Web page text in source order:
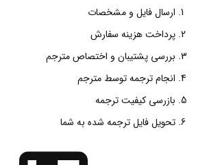
ارسال فایل و مشخصات
پرداخت هزینه سفارش
بررسی پشتیبان و اختصاص مترجم
انجام ترجمه توسط مترجم
بازرسی کیفیت ترجمه
تحویل فایل ترجمه شده به شما